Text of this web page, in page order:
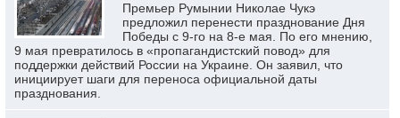
Премьер Румынии Николае Чукэ
предложил перенести празднование Дня
Победы с 9-го на 8-е мая. По его мнению,
9 мая превратилось в «пропагандистский повод» для
поддержки действий России на Украине. Он заявил, что
инициирует шаги для переноса официальной даты
празднования.